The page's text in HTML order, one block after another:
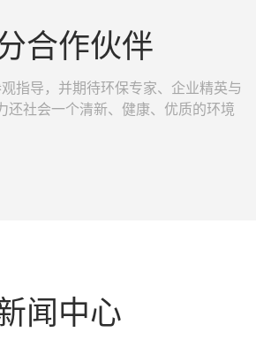
合作伙伴
指导，并期待环保专家、企业精英与
还社会一个清新、健康、优质的环境
闻中心